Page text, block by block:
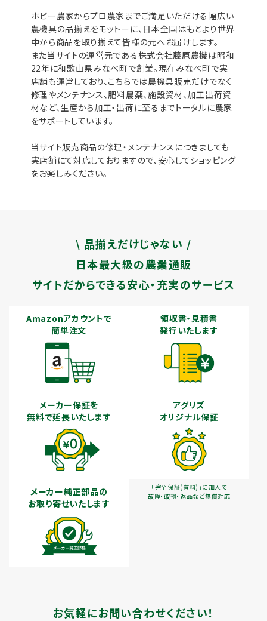
ホビー農家からプロ農家までご満足いただける幅広い
農機具の品揃えをモットーに、日本全国はもとより世界
中から商品を取り揃えて皆様の元へお届けします。
また当サイトの運営元である株式会社藤原農機は昭和
22年に和歌山県みなべ町で創業。現在みなべ町で実
店舗も運営しており、こちらでは農機具販売だけでなく
修理やメンテナンス、肥料農薬、施設資材、加工出荷資
材など、生産から加工・出荷に至るまでトータルに農家
をサポートしています。
当サイト販売商品の修理・メンテナンスにつきましても
実店舗にて対応しておりますので、安心してショッピング
をお楽しみください。
\ 品揃えだけじゃない /
日本最大級の農業通販
サイトだからできる安心・充実のサービス
Amazonアカウントで
簡単注文
領収書・見積書
発行いたします
メーカー保証を
無料で延長いたします
アグリズ
オリジナル保証
「完全保証(有料)」に加入で
故障・破損・返品など無償対応
メーカー純正部品の
お取り寄せいたします
お気軽にお問い合わせください！